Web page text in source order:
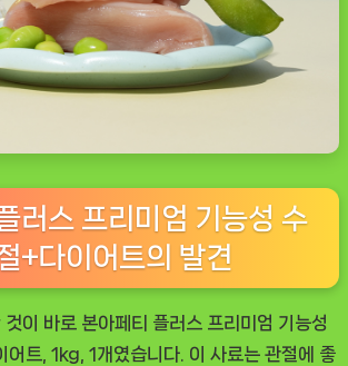
러스 프리미엄 기능성 수
+다이어트의 발견
것이 바로 본아페티 플러스 프리미엄 기능성
어트, 1kg, 1개 였습니다. 이 사료는 관절에 좋